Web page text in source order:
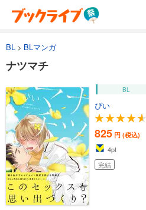
BL BLマンガ
ナツマチ
BL
ぴい
825 円 (税込)
4pt
完結